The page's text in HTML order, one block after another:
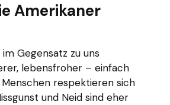
Amerikaner
Gegensatz zu uns
lebensfroher – einfach
respektieren sich
und Neid sind eher